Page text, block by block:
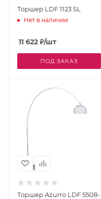
Торшер LDF 1123 SL
Нет в наличии
11 622 ₽/шт
ПОД ЗАКАЗ
Торшер Azurro LDF 5508-